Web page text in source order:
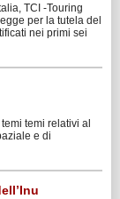
TCI -Touring
per la tutela del
nei primi sei
temi relativi al
e di